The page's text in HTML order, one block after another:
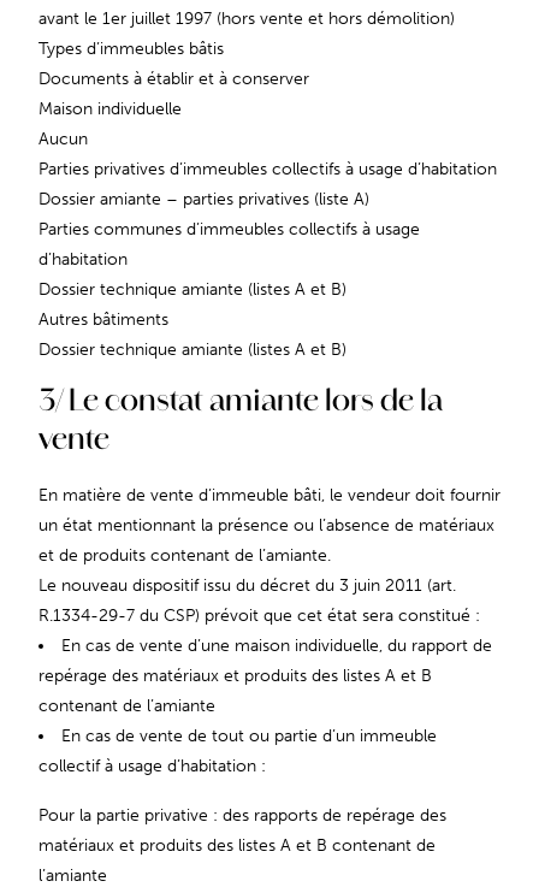
avant le 1er juillet 1997 (hors vente et hors démolition)
Types d’immeubles bâtis
Documents à établir et à conserver
Maison individuelle
Aucun
Parties privatives d’immeubles collectifs à usage d’habitation
Dossier amiante – parties privatives (liste A)
Parties communes d’immeubles collectifs à usage
d’habitation
Dossier technique amiante (listes A et B)
Autres bâtiments
Dossier technique amiante (listes A et B)
3/ Le constat amiante lors de la
vente
En matière de vente d’immeuble bâti, le vendeur doit fournir
un état mentionnant la présence ou l’absence de matériaux
et de produits contenant de l’amiante.
Le nouveau dispositif issu du décret du 3 juin 2011 (art.
R.1334-29-7 du CSP) prévoit que cet état sera constitué :
En cas de vente d’une maison individuelle, du rapport de
repérage des matériaux et produits des listes A et B
contenant de l’amiante
En cas de vente de tout ou partie d’un immeuble
collectif à usage d’habitation :
Pour la partie privative : des rapports de repérage des
matériaux et produits des listes A et B contenant de
l’amiante